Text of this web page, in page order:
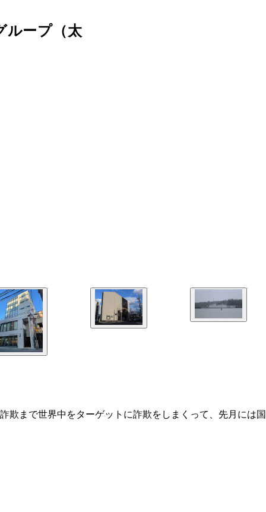
ループ（太
欺まで世界中をターゲットに詐欺をしまくって、先月には国